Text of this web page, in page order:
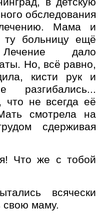
обследования
Мама и
ту больницу ещё
дало
Но, всё равно,
кисти рук и
что не всегда её
смотрела на
сдерживая
Что же с тобой
всячески
свою маму.